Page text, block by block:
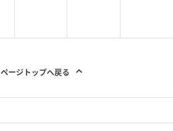
ページトップへ戻る